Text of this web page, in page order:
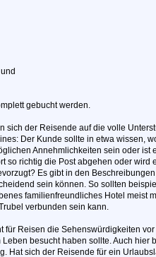
gebucht werden.
sich der Reisende auf die volle
Der Kunde sollte in etwa wissen,
Annehmlichkeiten sein oder ist
so richtig die Post abgehen oder wird
Es gibt in den
sein können. So sollten
familienfreundliches Hotel meist
verbunden sein kann.
für Reisen die Sehenswürdigkeiten
besucht haben sollte. Auch hier
Hat sich der Reisende für ein